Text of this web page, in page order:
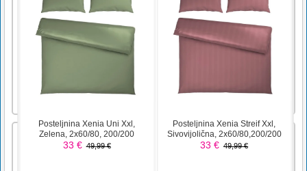
Parrot Bird Puzzle
Parrot Bird Puzzle game is a free online game
in the jigsaw puzzle genre. You have 6 images
in three modes to play. Choose one of the
modes for the game that you previously
pieces to solve the puzzle and create an image.
Letters Parts
Letters PartsWith the game Letters Parts,